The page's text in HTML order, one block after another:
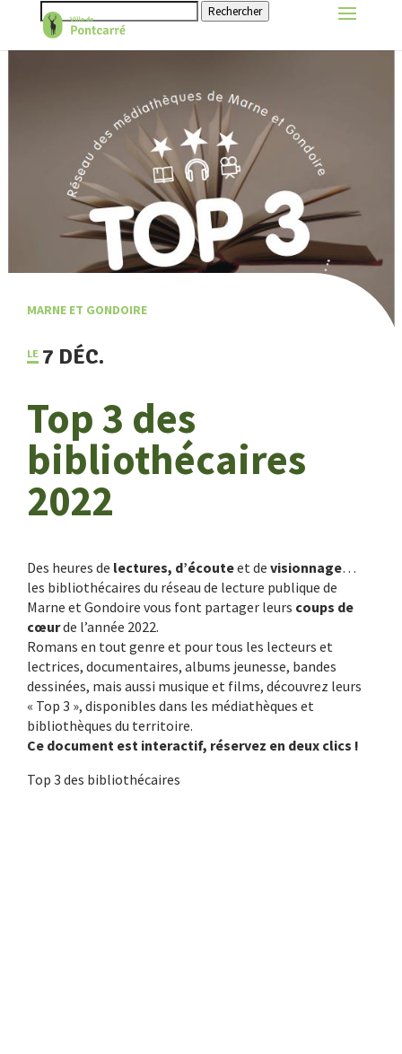
Rechercher
MARNE ET GONDOIRE
7 DÉC.
Top 3 des
bibliothécaires
2022
Des heures de lectures, d’écouteet de visionnage…
les bibliothécaires du réseau de lecture publique de
Marne et Gondoire vous font partager leurs coups de
cœurde l’année 2022.
Romans en tout genre et pour tous les lecteurs et
lectrices, documentaires, albums jeunesse, bandes
dessinées, mais aussi musique et films, découvrez leurs
« Top 3 », disponibles dans les médiathèques et
bibliothèques du territoire.
Ce document est interactif, réservez en deux clics !
Top 3 des bibliothécaires